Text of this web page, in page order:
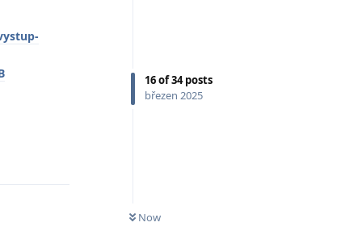
16of34posts
březen 2025
Now